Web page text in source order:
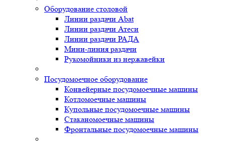
Оборудование столовой
Линии раздачи Abat
Линии раздачи Атеси
Линии раздачи РАДА
Мини-линия раздачи
Рукомойники из нержавейки
Посудомоечное оборудование
Конвейерные посудомоечные машины
Котломоечные машины
Купольные посудомоечные машины
Стаканомоечные машины
Фронтальные посудомоечные машины